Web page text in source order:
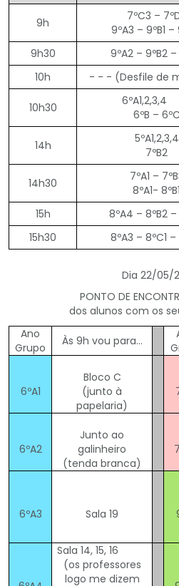
9h
7ºC3 –
9ºA3 – 9ºB1 –
9h30
9ºA2 – 9ºB2 –
10h
- - - (Desfile de
10h30
6ºA1,2,3,4
6ºB – 6ºC
14h
5ºA1,2,3,4
7ºB2
14h30
7ºA1 –
8ºA1- 8ºB1
15h
8ºA4 – 8ºB2
15h30
8ºA3 – 8ºC1
Dia 22/05/
PONTO DE
dos alunos com os
Ano
Grupo
Às 9h vou para…
6ºA1
Bloco C
(junto à
papelaria)
6ºA2
Junto ao
galinheiro
(tenda branca)
6ºA3 Sala 19
Sala 14, 15, 16
(os professores
logo me dizem